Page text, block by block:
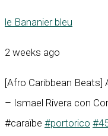
le Bananier bleu
2 weeks ago
[Afro Caribbean Beats]
– Ismael Rivera con
#caraïbe #portorico